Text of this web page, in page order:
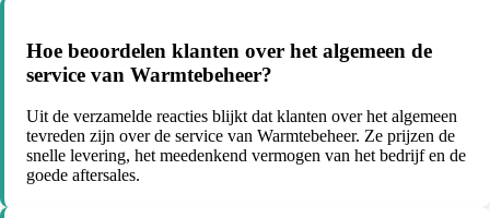
Hoe beoordelen klanten over het algemeen de
service van Warmtebeheer?
Uit de verzamelde reacties blijkt dat klanten over het algemeen
tevreden zijn over de service van Warmtebeheer. Ze prijzen de
snelle levering, het meedenkend vermogen van het bedrijf en de
goede aftersales.